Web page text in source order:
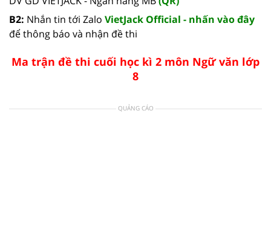
B2: Nhắn tin tới Zalo VietJack Official - nhấn vào đây
để thông báo và nhận đề thi
Ma trận đề thi cuối học kì 2 môn Ngữ văn lớp
8
QUẢNG CÁO